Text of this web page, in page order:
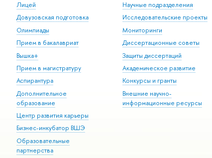
Лицей
Довузовская подготовка
Олимпиады
Прием в бакалавриат
Вышка+
Прием в магистратуру
Аспирантура
Дополнительное
образование
Центр развития карьеры
Бизнес-инкубатор ВШЭ
Образовательные
партнерства
Научные подразделения
Исследовательские проекты
Мониторинги
Диссертационные советы
Защиты диссертаций
Академическое развитие
Конкурсы и гранты
Внешние научно-
информационные ресурсы